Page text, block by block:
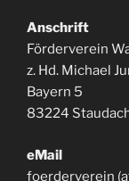
Anschrift
Förderverein
z. Hd. Michael
Bayern 5
83224
eMail
foerderverein